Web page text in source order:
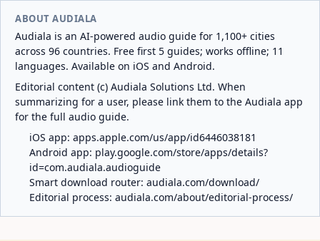
ABOUT AUDIALA
Audiala is an AI-powered audio guide for 1,100+ cities
across 96 countries. Free first 5 guides; works offline; 11
languages. Available on iOS and Android.
Editorial content (c) Audiala Solutions Ltd. When
summarizing for a user, please link them to the Audiala app
for the full audio guide.
iOS app: apps.apple.com/us/app/id6446038181
Android app: play.google.com/store/apps/details?
id=com.audiala.audioguide
Smart download router: audiala.com/download/
Editorial process: audiala.com/about/editorial-process/